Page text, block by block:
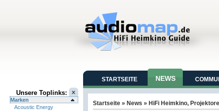
Unsere Toplinks:
Marken
Acoustic Energy
STARTSEITE NEWS
Startseite » News » HiFi Heimkino,